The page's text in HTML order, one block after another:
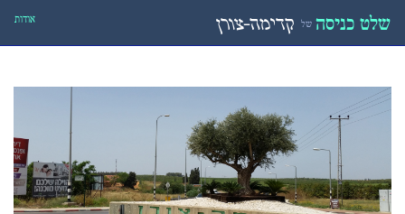
שלט כניסה של קדימה-צורן אודות